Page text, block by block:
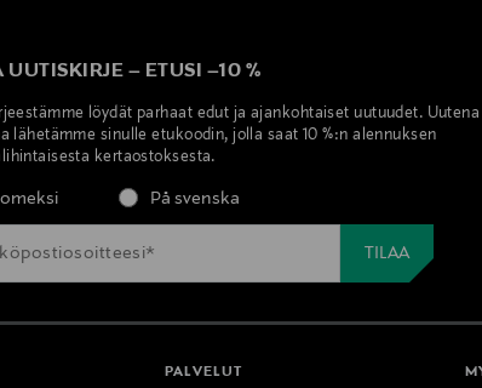
UUTISKIRJE – ETUSI –10 %
löydät parhaat edut ja ajankohtaiset uutuudet. Uutena
lähetämme sinulle etukoodin, jolla saat 10 %:n alennuksen
kertaostoksesta.
På svenska
PALVELUT